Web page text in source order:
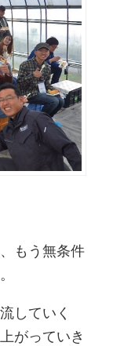
もう無条件
していく
がっていき